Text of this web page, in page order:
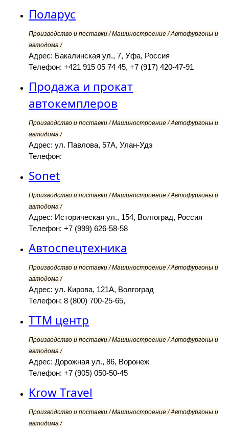
Поларус
Производство и поставки / Машиностроение / Автофургоны и
автодома /
Адрес: Бакалинская ул., 7, Уфа, Россия
Телефон: +421 915 05 74 45, +7 (917) 420-47-91
Продажа и прокат
автокемплеров
Производство и поставки / Машиностроение / Автофургоны и
автодома /
Адрес: ул. Павлова, 57А, Улан-Удэ
Телефон:
Sonet
Производство и поставки / Машиностроение / Автофургоны и
автодома /
Адрес: Историческая ул., 154, Волгоград, Россия
Телефон: +7 (999) 626-58-58
Автоспецтехника
Производство и поставки / Машиностроение / Автофургоны и
автодома /
Адрес: ул. Кирова, 121А, Волгоград
Телефон: 8 (800) 700-25-65,
ТТМ центр
Производство и поставки / Машиностроение / Автофургоны и
автодома /
Адрес: Дорожная ул., 86, Воронеж
Телефон: +7 (905) 050-50-45
Krow Travel
Производство и поставки / Машиностроение / Автофургоны и
автодома /